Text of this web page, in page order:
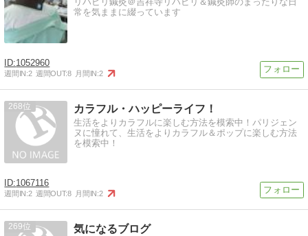
常を気ままに綴っています
1052960
週間IN:2 週間OUT:8 月間IN:2
268 カラフル・ハッピーライフ！
生活をよりカラフルに楽しむ方法を模索中！パリジェン
ヌに憧れて、生活をよりカラフル＆ポップに楽しむ方法
を模索中！
1067116
週間IN:2 週間OUT:8 月間IN:2
269 気になるブログ